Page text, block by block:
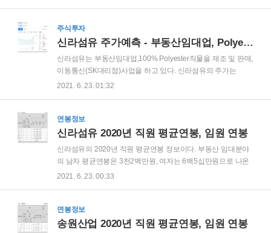
효·역진·시의성 논란 당정, 가상화폐 투자자 보호차원 거래소 등록·인가제로
전환 검토 원전발전 7%로 줄이고, 中·러 전기 수입추진 한국게임 막은 중국,
국내 톱 20개 중 6개 점령 윤석열, X파일 국면전환 시도 “여권 개입했다면 불
법 사찰” 경찰, 윤석열 장모 납골당 의혹 재수사에 ‘혐의없음’ 결론 구글, 웹툰
수수료 결국 1..
주식투자
신라섬유 주가예측 - 부동산임대업, Polyester직물, 이동통신(SK대리점)사업
신라섬유는 부동산임대업,100% Polyester직물을 제조 및 판매,
이동통신(SK대리점)사업을 하고 있다. 신라섬유의 주가는
3,195원이다. 3년 전의 주가보다 상승 추세이며, 20년 1월 바닥
인 측면에서 근접을 하는 것이 향후 방향이 설정된다고 볼 수 있
으며, 중고차매매단지 홈페이지를 적극 홍보하는 것이 동종업
대 입점한 고객들의 요구에 부합하고 관리하는데 있어 좋은 방
법이 될 것으로 기대됩니다. ② 섬유산업 부분 우리나라의 섬유
산업은 MFA체제하에서 쿼타 다량보유국으로 OEM 위주의 생
산에만 안주해 오면서 자가브랜드 ..
2021. 6. 23. 01:32
연봉정보
신라섬유 2020년 직원 평균연봉, 임원 연봉
신라섬유의 2020년 직원 평균연봉 정보이다. 부동산 임대분야
의 남자 평균연봉은 3천2백만원, 여자는 6백5십만원으로 나온
다. 휴대폰 분야는 남자 평균연봉은 4천4백만원, 여자는 천2백
천7백만원 수준의 연봉이다.
2021. 6. 23. 00:33
연봉정보
송원산업 2020년 직원 평균연봉, 임원 연봉